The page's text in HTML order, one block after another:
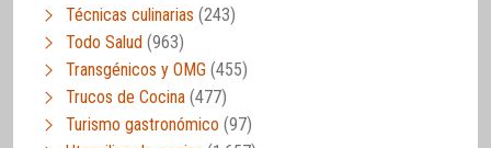
Técnicas culinarias (243)
Todo Salud (963)
Transgénicos y OMG (455)
Trucos de Cocina (477)
Turismo gastronómico (97)